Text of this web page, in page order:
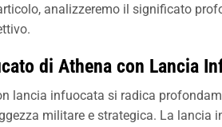
analizzeremo il significato
di Athena con Lancia
lancia infuocata si radica
militare e strategica. La lancia